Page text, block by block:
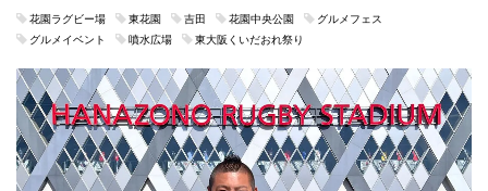
花園ラグビー場 東花園 吉田 花園中央公園
グルメフェス
グルメイベント
噴水広場 東大阪くいだおれ祭り